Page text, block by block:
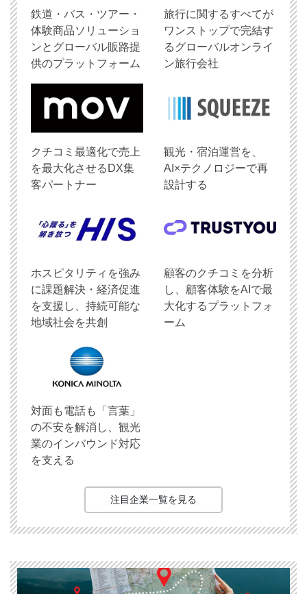
鉄道・バス・ツアー・
体験商品ソリューショ
ンとグローバル販路提
供のプラットフォーム
旅行に関するすべてが
ワンストップで完結す
るグローバルオンライ
ン旅行会社
クチコミ最適化で売上
を最大化させるDX集
客パートナー
観光・宿泊運営を、
AI×テクノロジーで再
設計する
ホスピタリティを強み
に課題解決・経済促進
を支援し、持続可能な
地域社会を共創
顧客のクチコミを分析
し、顧客体験をAIで最
大化するプラットフォ
ーム
対面も電話も「言葉」
の不安を解消し、観光
業のインバウンド対応
を支える
注目企業一覧を見る